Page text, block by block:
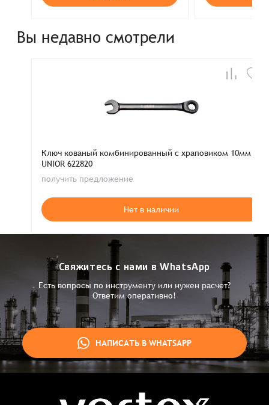
Вы недавно смотрели
Ключ кованый комбинированный с храповиком 10мм
UNIOR 622820
получить предложение
Нет в наличии
Свяжитесь с нами в WhatsApp
Есть вопросы по инструменту или нужен расчет?
Ответим оперативно!
НАПИСАТЬ В WHATSAPP